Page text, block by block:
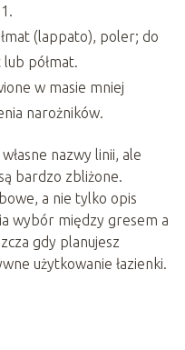
(lappato), poler; do
półmat.
w masie mniej
narożników.
nazwy linii, ale
bardzo zbliżone.
a nie tylko opis
wybór między gresem a
gdy planujesz
użytkowanie łazienki.